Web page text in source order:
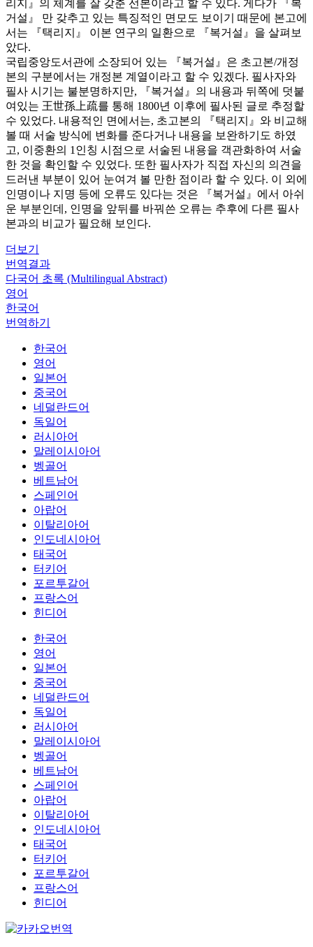
리지』의 체계를 잘 갖춘 선본이라고 할 수 있다. 게다가 『복
거설』 만 갖추고 있는 특징적인 면모도 보이기 때문에 본고에
서는 『택리지』 이본 연구의 일환으로 『복거설』을 살펴보
았다.
국립중앙도서관에 소장되어 있는 『복거설』은 초고본/개정
본의 구분에서는 개정본 계열이라고 할 수 있겠다. 필사자와
필사 시기는 불분명하지만, 『복거설』의 내용과 뒤쪽에 덧붙
여있는 王世孫上疏를 통해 1800년 이후에 필사된 글로 추정할
수 있었다. 내용적인 면에서는, 초고본의 『택리지』와 비교해
볼 때 서술 방식에 변화를 준다거나 내용을 보완하기도 하였
고, 이중환의 1인칭 시점으로 서술된 내용을 객관화하여 서술
한 것을 확인할 수 있었다. 또한 필사자가 직접 자신의 의견을
드러낸 부분이 있어 눈여겨 볼 만한 점이라 할 수 있다. 이 외에
인명이나 지명 등에 오류도 있다는 것은 『복거설』에서 아쉬
운 부분인데, 인명을 앞뒤를 바꿔쓴 오류는 추후에 다른 필사
본과의 비교가 필요해 보인다.
더보기
번역결과
다국어 초록 (Multilingual Abstract)
영어
한국어
번역하기
한국어
영어
일본어
중국어
네덜란드어
독일어
러시아어
말레이시아어
벵골어
베트남어
스페인어
아랍어
이탈리아어
인도네시아어
태국어
터키어
포르투갈어
프랑스어
힌디어
한국어
영어
일본어
중국어
네덜란드어
독일어
러시아어
말레이시아어
벵골어
베트남어
스페인어
아랍어
이탈리아어
인도네시아어
태국어
터키어
포르투갈어
프랑스어
힌디어